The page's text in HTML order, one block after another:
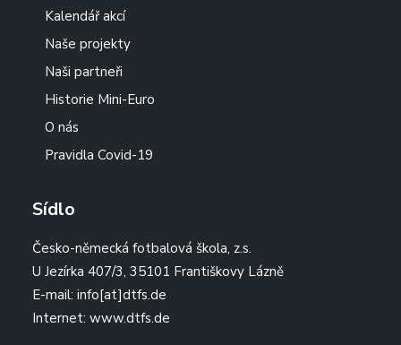
Kalendář akcí
Naše projekty
Naši partneři
Historie Mini-Euro
O nás
Pravidla Covid-19
Sídlo
Česko-německá fotbalová škola, z.s.
U Jezírka 407/3, 35101 Františkovy Lázně
E-mail: info[at]dtfs.de
Internet: www.dtfs.de